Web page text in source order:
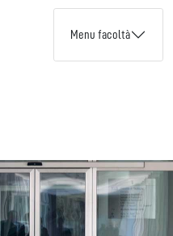
Menu facoltà